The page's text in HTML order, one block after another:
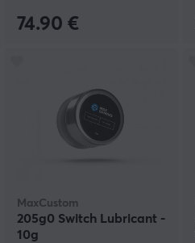
74.90 €
MaxCustom
205g0 Switch Lubricant -
10g